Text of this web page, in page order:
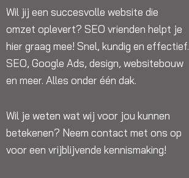
Wil jij een succesvolle website die
omzet oplevert? SEO vrienden helpt je
hier graag mee! Snel, kundig en effectief.
SEO, Google Ads, design, websitebouw
en meer. Alles onder één dak.
Wil je weten wat wij voor jou kunnen
betekenen? Neem contact met ons op
voor een vrijblijvende kennismaking!